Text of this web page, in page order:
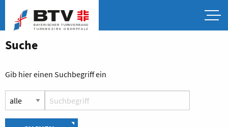
Suche
Gib hier einen Suchbegriff ein